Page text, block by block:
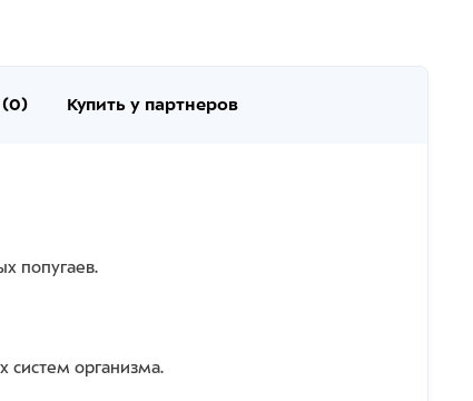
Купить у партнеров
попугаев.
систем организма.